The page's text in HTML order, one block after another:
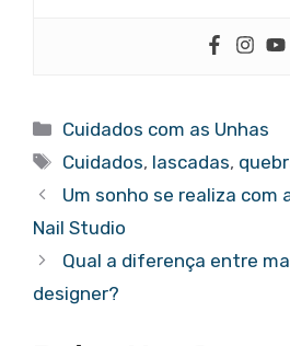
Categorias
Cuidados com as Unhas
Tags
Cuidados, lascadas,
Um sonho se realiza com
Nail Studio
Qual a diferença entre
designer?